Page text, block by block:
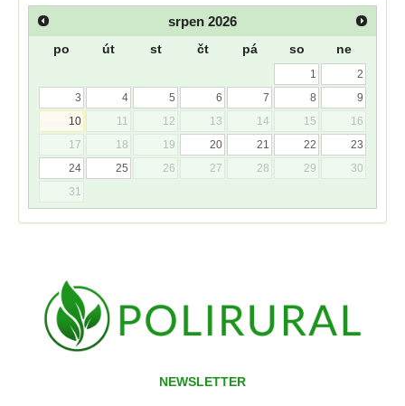
srpen 2026
po út st čt pá so ne
1
2
3
4 5 6 7 8
9
10
11 12 13 14 15
16
17
18 19 20 21 22
23
24
25 26 27 28 29
30
31
NEWSLETTER